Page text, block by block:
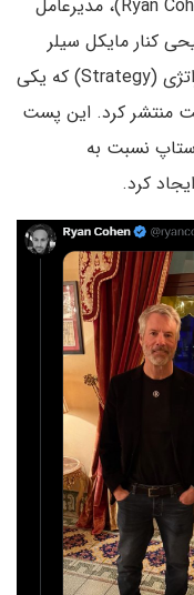
داد. اوایل همین ماه نیز رایان کوهن (Ryan Cohen)، مدیرعامل
کنار مایکل سیلر
(Michael Saylor)، بنیانگذار شرکت استراتژی (Strategy) که یکی
منتشر کرد. این پست
نسبت به
کرد.